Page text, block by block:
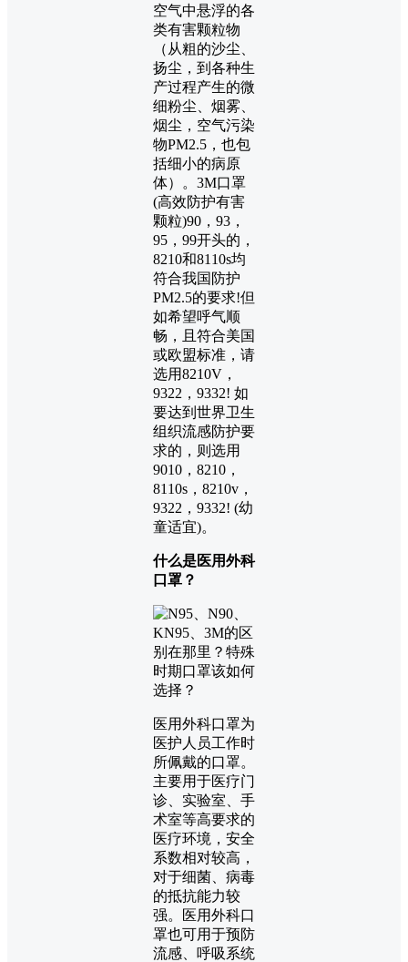
空气中悬浮的各
类有害颗粒物
（从粗的沙尘、
扬尘，到各种生
产过程产生的微
细粉尘、烟雾、
烟尘，空气污染
物PM2.5，也包
括细小的病原
体）。3M口罩
(高效防护有害
颗粒)90，93，
95，99开头的，
8210和8110s均
符合我国防护
PM2.5的要求!但
如希望呼气顺
畅，且符合美国
或欧盟标准，请
选用8210V，
9322，9332! 如
要达到世界卫生
组织流感防护要
求的，则选用
9010，8210，
8110s，8210v，
9322，9332! (幼
童适宜)。
什么是医用外科
口罩？
医用外科口罩为
医护人员工作时
所佩戴的口罩。
主要用于医疗门
诊、实验室、手
术室等高要求的
医疗环境，安全
系数相对较高，
对于细菌、病毒
的抵抗能力较
强。医用外科口
罩也可用于预防
流感、呼吸系统